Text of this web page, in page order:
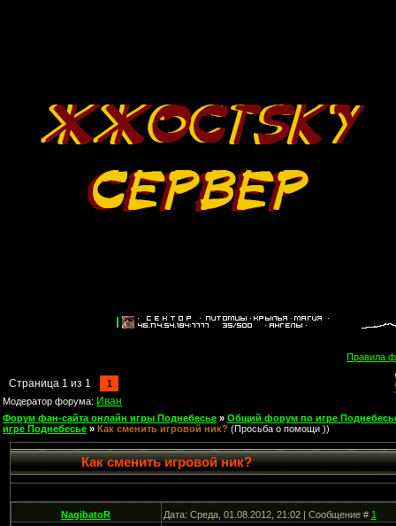
Правила
Страница 1 из 1
1
Модератор форума: Иван
Форум фан-сайта онлайн игры Поднебесье » Общий форум по игре
игре Поднебесье » Как сменить игровой ник? (Просьба о помощи ))
Как сменить игровой ник?
NagibatoR Дата: Среда, 01.08.2012, 21:02 | Сообщение #1